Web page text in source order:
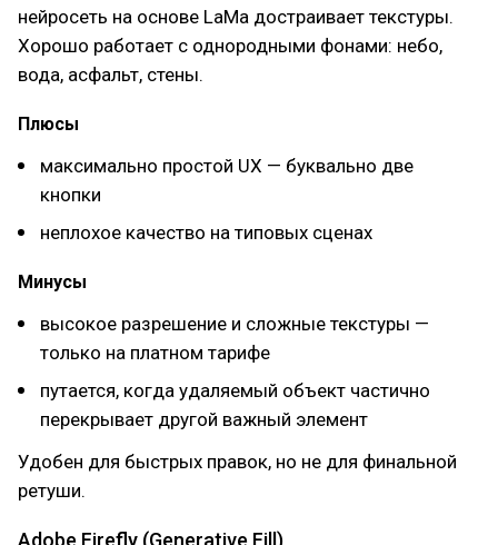
нейросеть на основе LaMa достраивает текстуры.
Хорошо работает с однородными фонами: небо,
вода, асфальт, стены.
Плюсы
максимально простой UX — буквально две
кнопки
неплохое качество на типовых сценах
Минусы
высокое разрешение и сложные текстуры —
только на платном тарифе
путается, когда удаляемый объект частично
перекрывает другой важный элемент
Удобен для быстрых правок, но не для финальной
ретуши.
Adobe Firefly (Generative Fill)